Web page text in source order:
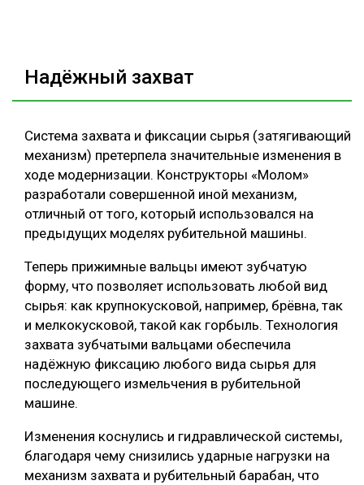
Надёжный захват
Система захвата и фиксации сырья (затягивающий
механизм) претерпела значительные изменения в
ходе модернизации. Конструкторы «Молом»
разработали совершенной иной механизм,
отличный от того, который использовался на
предыдущих моделях рубительной машины.
Теперь прижимные вальцы имеют зубчатую
форму, что позволяет использовать любой вид
сырья: как крупнокусковой, например, брёвна, так
и мелкокусковой, такой как горбыль. Технология
захвата зубчатыми вальцами обеспечила
надёжную фиксацию любого вида сырья для
последующего измельчения в рубительной
машине.
Изменения коснулись и гидравлической системы,
благодаря чему снизились ударные нагрузки на
механизм захвата и рубительный барабан, что